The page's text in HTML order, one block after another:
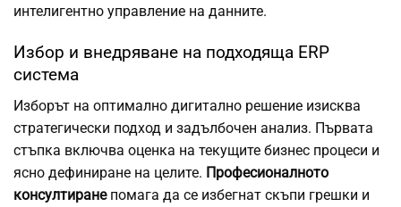
интелигентно управление на данните.
Избор и внедряване на подходяща ERP
система
Изборът на оптимално дигитално решение изисква
стратегически подход и задълбочен анализ. Първата
стъпка включва оценка на текущите бизнес процеси и
ясно дефиниране на целите. Професионалното
консултиранепомага да се избегнат скъпи грешки и